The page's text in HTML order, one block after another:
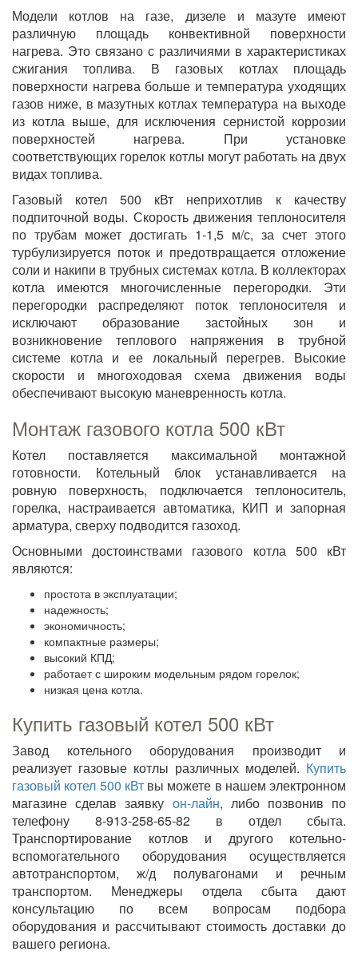
Модели котлов на газе, дизеле и мазуте имеют
различную площадь конвективной поверхности
нагрева. Это связано с различиями в характеристиках
сжигания топлива. В газовых котлах площадь
поверхности нагрева больше и температура уходящих
газов ниже, в мазутных котлах температура на выходе
из котла выше, для исключения сернистой коррозии
поверхностей нагрева. При установке
соответствующих горелок котлы могут работать на двух
видах топлива.
Газовый котел 500 кВт неприхотлив к качеству
подпиточной воды. Скорость движения теплоносителя
по трубам может достигать 1-1,5 м/с, за счет этого
турбулизируется поток и предотвращается отложение
соли и накипи в трубных системах котла. В коллекторах
котла имеются многочисленные перегородки. Эти
перегородки распределяют поток теплоносителя и
исключают образование застойных зон и
возникновение теплового напряжения в трубной
системе котла и ее локальный перегрев. Высокие
скорости и многоходовая схема движения воды
обеспечивают высокую маневренность котла.
Монтаж газового котла 500 кВт
Котел поставляется максимальной монтажной
готовности. Котельный блок устанавливается на
ровную поверхность, подключается теплоноситель,
горелка, настраивается автоматика, КИП и запорная
арматура, сверху подводится газоход.
Основными достоинствами газового котла 500 кВт
являются:
простота в эксплуатации;
надежность;
экономичность;
компактные размеры;
высокий КПД;
работает с широким модельным рядом горелок;
низкая цена котла.
Купить газовый котел 500 кВт
Завод котельного оборудования производит и
реализует газовые котлы различных моделей. Купить
газовый котел 500 кВтвы можете в нашем электронном
магазине сделав заявку он-лайн, либо позвонив по
телефону 8-913-258-65-82 в отдел сбыта.
Транспортирование котлов и другого котельно-
вспомогательного оборудования осуществляется
автотранспортом, ж/д полувагонами и речным
транспортом. Менеджеры отдела сбыта дают
консультацию по всем вопросам подбора
оборудования и рассчитывают стоимость доставки до
вашего региона.